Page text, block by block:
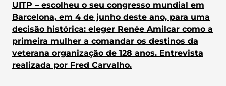
UITP – escolheu o seu congresso mundial em
Barcelona, em 4 de junho deste ano, para uma
decisão histórica: eleger Renée Amilcar como a
primeira mulher a comandar os destinos da
veterana organização de 128 anos. Entrevista
realizada por Fred Carvalho.